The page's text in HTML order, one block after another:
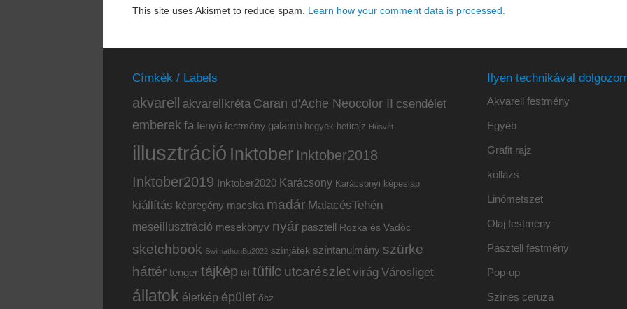
This site uses Akismet to reduce spam. Learn how your comment data is processed.
Címkék / Labels
akvarell akvarellkréta Caran d'Ache Neocolor II csendélet
emberek fa fenyő festmény galamb hegyek hetirajz Húsvét
illusztráció Inktober Inktober2018
Inktober2019 Inktober2020 Karácsony Karácsonyi képeslap
kiállítás képregény macska madár MalacésTehén
meseillusztráció mesekönyv nyár pasztell Rozka és Vadóc
sketchbook SwimathonBp2022 színjáték színtanulmány szürke
háttér tenger tájkép tél tűfilc utcarészlet virág Városliget
állatok életkép épület ősz
Ilyen technikával
Akvarell festmény
Egyéb
Grafit rajz
kollázs
Linómetszet
Olaj festmény
Pasztell festmény
Pop-up
Színes ceruza